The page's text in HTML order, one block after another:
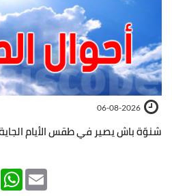
06-08-2026
شنوّة باش يصير في طقس الأيام
Skype WhatsApp